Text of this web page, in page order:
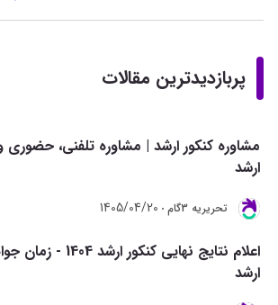
پربازدیدترین مقالات
مشاوره کنکور ارشد | مشاوره تلفنی، حضوری
ارشد
تحريريه 3گام 1405/04/20
اعلام نتایج نهایی
ارشد